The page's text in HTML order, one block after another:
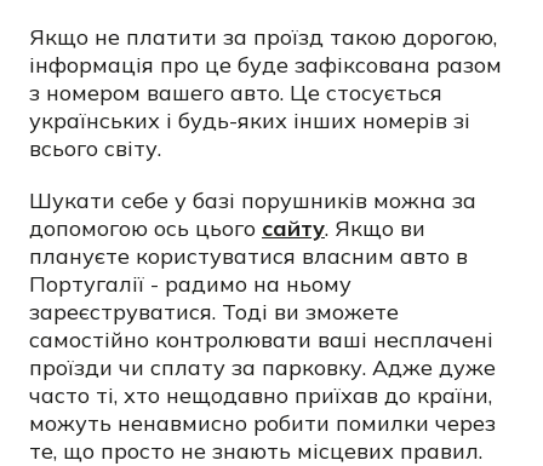
Якщо не платити за проїзд такою дорогою,
інформація про це буде зафіксована разом
з номером вашего авто. Це стосується
українських і будь-яких інших номерів зі
всього світу.
Шукати себе у базі порушників можна за
допомогою ось цього сайту. Якщо ви
плануєте користуватися власним авто в
Португалії - радимо на ньому
зареєструватися. Тоді ви зможете
самостійно контролювати ваші несплачені
проїзди чи сплату за парковку. Адже дуже
часто ті, хто нещодавно приїхав до країни,
можуть ненавмисно робити помилки через
те, що просто не знають місцевих правил.